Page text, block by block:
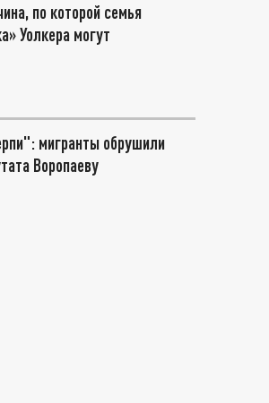
по которой семья
Уолкера могут
мигранты обрушили
Воропаеву